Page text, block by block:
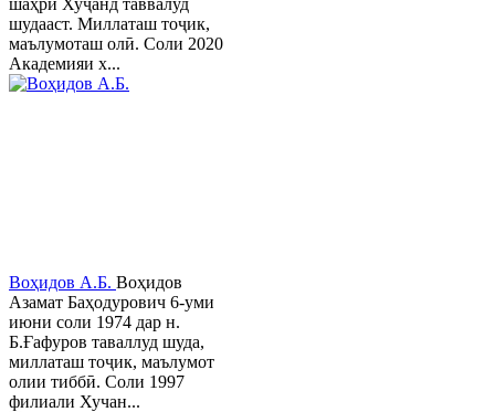
шудааст. Миллаташ тоҷик,
маълумоташ олӣ. Соли 2020
Академияи х...
Воҳидов А.Б. Воҳидов
Азамат Баҳодурович 6-уми
июни соли 1974 дар н.
Б.Ғафуров таваллуд шуда,
миллаташ тоҷик, маълумот
олии тиббӣ. Соли 1997
филиали Хучан...